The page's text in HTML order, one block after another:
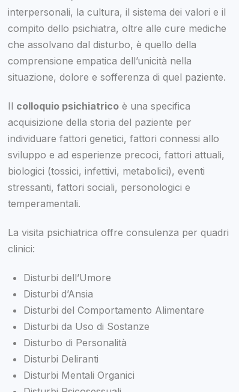
interpersonali, la cultura, il sistema dei valori e il
compito dello psichiatra, oltre alle cure mediche
che assolvano dal disturbo, è quello della
comprensione empatica dell’unicità nella
situazione, dolore e sofferenza di quel paziente.
Il colloquio psichiatricoè una specifica
acquisizione della storia del paziente per
individuare fattori genetici, fattori connessi allo
sviluppo e ad esperienze precoci, fattori attuali,
biologici (tossici, infettivi, metabolici), eventi
stressanti, fattori sociali, personologici e
temperamentali.
La visita psichiatrica offre consulenza per quadri
clinici:
Disturbi dell’Umore
Disturbi d’Ansia
Disturbi del Comportamento Alimentare
Disturbi da Uso di Sostanze
Disturbo di Personalità
Disturbi Deliranti
Disturbi Mentali Organici